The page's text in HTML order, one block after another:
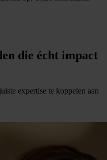
die écht impact
expertise te koppelen aan